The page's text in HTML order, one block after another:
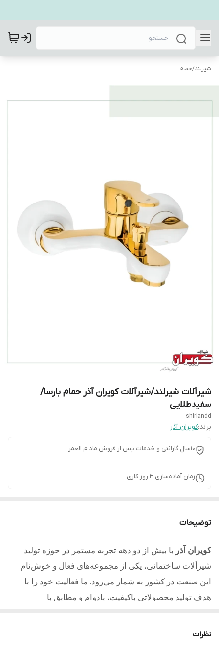
شیرلند/حمام
شیرآلات شیرلند/شیرآلات کویران آذر حمام بارسا/
سفیدطلایی
shirlandd
برند:کویران آذر
10سال گارانتی و خدمات پس از فروش مادام العمر
زمان آماده‌سازی 3 روز کاری
توضیحات
کویران آذر با بیش از دو دهه تجربه مستمر در حوزه تولید
شیرآلات ساختمانی، یکی از مجموعه‌های فعال و خوش‌نام
این صنعت در کشور به شمار می‌رود. ما فعالیت خود را با
هدف تولید محصولاتی باکیفیت، بادوام و مطابق با
فنی و تعهد به مشتریان یکی از مطلوب ترین تولیدکنندگان در
نظرات